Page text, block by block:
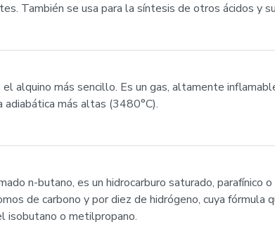
También se usa para la síntesis de otros ácidos y
alquino más sencillo. Es un gas, altamente
más altas (3480°C).
n-butano, es un hidrocarburo saturado, parafínico
de carbono y por diez de hidrógeno, cuya fórmula
isobutano o metilpropano.